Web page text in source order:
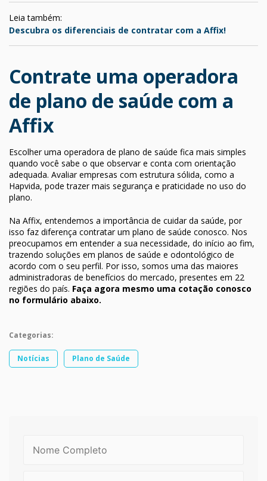
Leia também:
Descubra os diferenciais de contratar com a Affix!
Contrate uma operadora
de plano de saúde com a
Affix
Escolher uma operadora de plano de saúde fica mais simples
quando você sabe o que observar e conta com orientação
adequada. Avaliar empresas com estrutura sólida, como a
Hapvida, pode trazer mais segurança e praticidade no uso do
plano.
Na Affix, entendemos a importância de cuidar da saúde, por
isso faz diferença contratar um plano de saúde conosco. Nos
preocupamos em entender a sua necessidade, do início ao fim,
trazendo soluções em planos de saúde e odontológico de
acordo com o seu perfil. Por isso, somos uma das maiores
administradoras de benefícios do mercado, presentes em 22
regiões do país. Faça agora mesmo uma cotação conosco
no formulário abaixo.
Categorias:
Notícias Plano de Saúde